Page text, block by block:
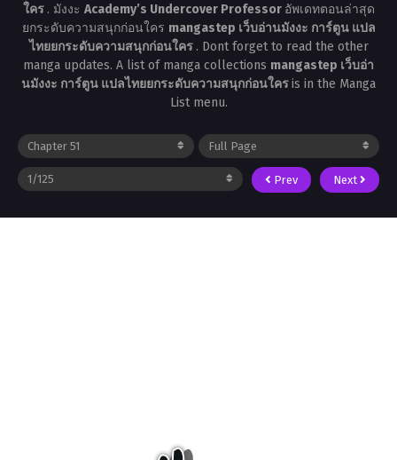
ใคร . มังงะ Academy’s Undercover Professor อัพเดทตอนล่าสุด
ยกระดับความสนุกก่อนใคร mangastep เว็บอ่านมังงะ การ์ตูน แปล
ไทยยกระดับความสนุกก่อนใคร . Dont forget to read the other
manga updates. A list of manga collections mangastep เว็บอ่า
นมังงะ การ์ตูน แปลไทยยกระดับความสนุกก่อนใครis in the Manga
List menu.
Prev Next